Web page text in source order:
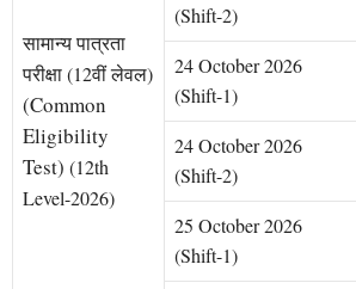
सामान्य पात्रता
परीक्षा(12वीं लेवल)
(Common
Eligibility
Test) (12th
Level-2026)
(Shift-2)
24 October 2026
(Shift-1)
24 October 2026
(Shift-2)
25 October 2026
(Shift-1)